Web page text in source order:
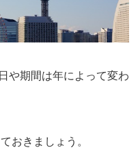
や期間は年によって変わ
おきましょう。